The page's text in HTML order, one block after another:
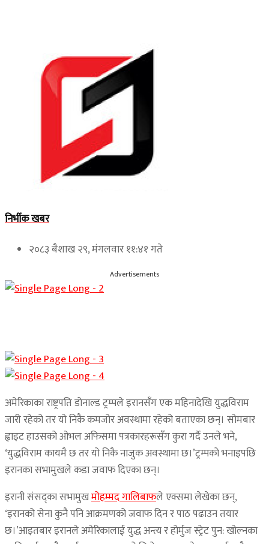
निर्भीक खबर
२०८३ बैशाख २९, मंगलवार ११:४१ गते
Advertisements
अमेरिकाका राष्ट्रपति डोनाल्ड ट्रम्पले इरानसँग एक महिनादेखि युद्धविराम
जारी रहेको तर यो निकै कमजोर अवस्थामा रहेको बताएका छन्। सोमबार
ह्वाइट हाउसको ओभल अफिसमा पत्रकारहरूसँग कुरा गर्दै उनले भने,
‘युद्धविराम कायमै छ तर यो निकै नाजुक अवस्थामा छ।’ट्रम्पको भनाइपछि
इरानका सभामुखले कडा जवाफ दिएका छन्।
इरानी संसद्‌का सभामुखमोहम्मद गालिबाफले एक्समा लेखेका छन्,
‘इरानको सेना कुनै पनि आक्रमणको जवाफ दिन र पाठ पढाउन तयार
छ।’आइतबार इरानले अमेरिकालाई युद्ध अन्त्य र होर्मुज स्ट्रेट पुन: खोल्नका